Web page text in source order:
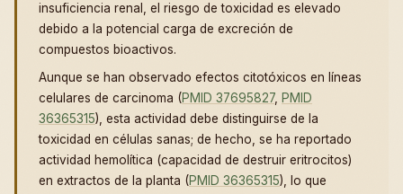
insuficiencia renal, el riesgo de toxicidad es elevado
debido a la potencial carga de excreción de
compuestos bioactivos.
Aunque se han observado efectos citotóxicos en líneas
celulares de carcinoma (PMID 37695827, PMID
36365315), esta actividad debe distinguirse de la
toxicidad en células sanas; de hecho, se ha reportado
actividad hemolítica (capacidad de destruir eritrocitos)
en extractos de la planta (PMID 36365315), lo que